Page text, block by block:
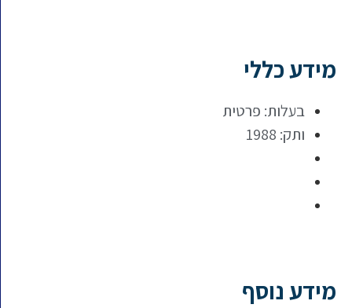
מידע כללי
בעלות: פרטית
ותק: 1988
מידע נוסף